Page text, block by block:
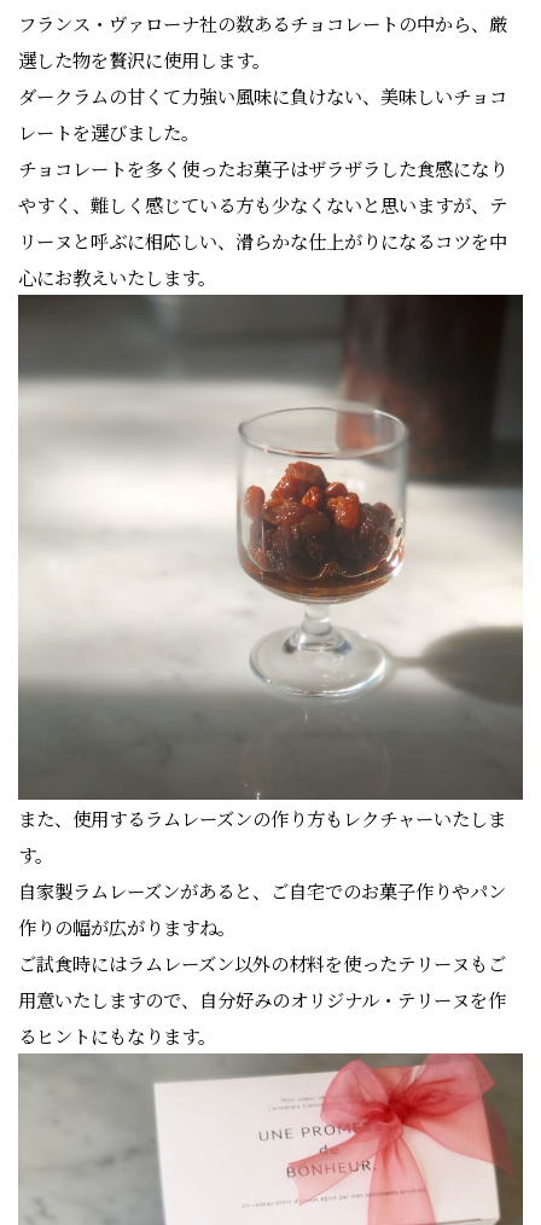
フランス・ヴァローナ社の数あるチョコレートの中から、厳
選した物を贅沢に使用します。
ダークラムの甘くて力強い風味に負けない、美味しいチョコ
レートを選びました。
チョコレートを多く使ったお菓子はザラザラした食感になり
やすく、難しく感じている方も少なくないと思いますが、テ
リーヌと呼ぶに相応しい、滑らかな仕上がりになるコツを中
心にお教えいたします。
また、使用するラムレーズンの作り方もレクチャーいたしま
す。
自家製ラムレーズンがあると、ご自宅でのお菓子作りやパン
作りの幅が広がりますね。
ご試食時にはラムレーズン以外の材料を使ったテリーヌもご
用意いたしますので、自分好みのオリジナル・テリーヌを作
るヒントにもなります。